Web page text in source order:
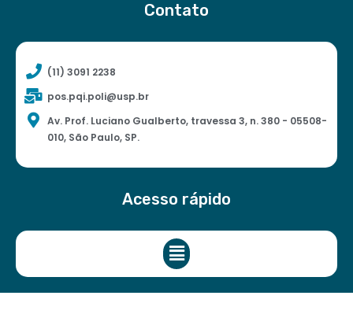
Contato
(11) 3091 2238
pos.pqi.poli@usp.br
Av. Prof. Luciano Gualberto, travessa 3, n. 380 - 05508-
010, São Paulo, SP.
Acesso rápido